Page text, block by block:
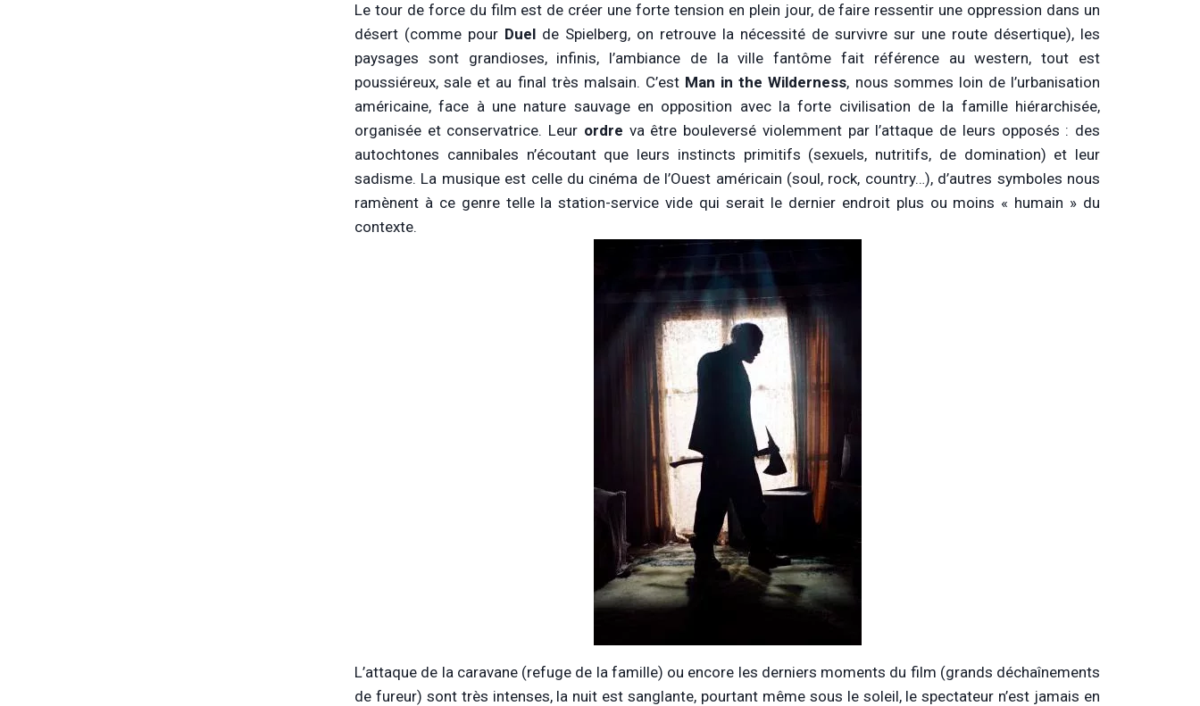
Le tour de force du film est de créer une forte tension en plein jour, de faire ressentir une oppression dans un
désert (comme pour Duel de Spielberg, on retrouve la nécessité de survivre sur une route désertique), les
paysages sont grandioses, infinis, l’ambiance de la ville fantôme fait référence au western, tout est
poussiéreux, sale et au final très malsain. C’est Man in the Wilderness, nous sommes loin de l’urbanisation
américaine, face à une nature sauvage en opposition avec la forte civilisation de la famille hiérarchisée,
organisée et conservatrice. Leur ordre va être bouleversé violemment par l’attaque de leurs opposés : des
autochtones cannibales n’écoutant que leurs instincts primitifs (sexuels, nutritifs, de domination) et leur
sadisme. La musique est celle du cinéma de l’Ouest américain (soul, rock, country…), d’autres symboles nous
ramènent à ce genre telle la station-service vide qui serait le dernier endroit plus ou moins « humain » du
contexte.
L’attaque de la caravane (refuge de la famille) ou encore les derniers moments du film (grands déchaînements
de fureur) sont très intenses, la nuit est sanglante, pourtant même sous le soleil, le spectateur n’est jamais en